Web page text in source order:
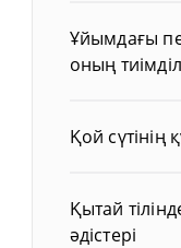
Ұйымдағы
оның
Қой сүтінің
Қытай
әдістері